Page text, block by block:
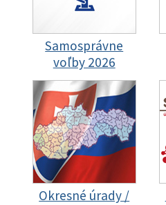
Samosprávne
voľby 2026
Okresné úrady /